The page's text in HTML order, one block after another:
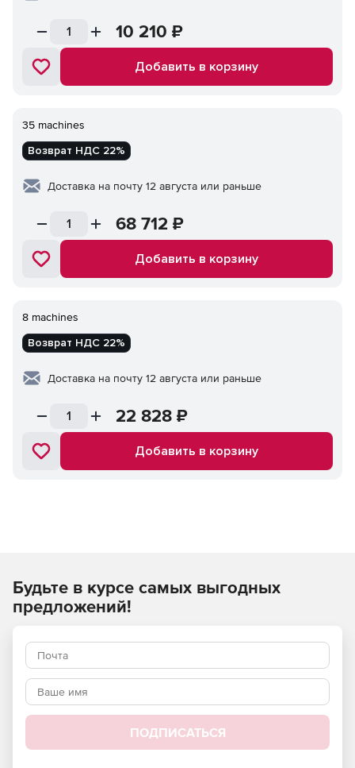
10 210 ₽
Добавить в корзину
35 machines
Возврат НДС 22%
Доставка на почту 12 августа или раньше
68 712 ₽
Добавить в корзину
8 machines
Возврат НДС 22%
Доставка на почту 12 августа или раньше
22 828 ₽
Добавить в корзину
Будьте в курсе самых выгодных
предложений!
ПОДПИСАТЬСЯ